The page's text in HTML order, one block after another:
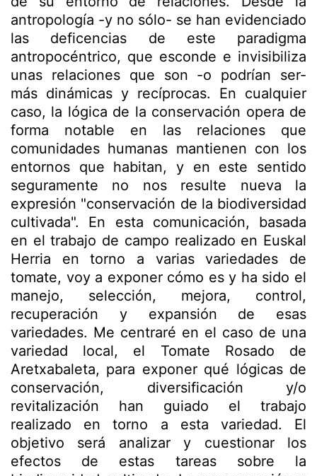
antropología -y no sólo- se han evidenciado
las deficencias de este paradigma
antropocéntrico, que esconde e invisibiliza
unas relaciones que son -o podrían ser-
más dinámicas y recíprocas. En cualquier
caso, la lógica de la conservación opera de
forma notable en las relaciones que
comunidades humanas mantienen con los
entornos que habitan, y en este sentido
seguramente no nos resulte nueva la
expresión "conservación de la biodiversidad
cultivada". En esta comunicación, basada
en el trabajo de campo realizado en Euskal
Herria en torno a varias variedades de
tomate, voy a exponer cómo es y ha sido el
manejo, selección, mejora, control,
recuperación y expansión de esas
variedades. Me centraré en el caso de una
variedad local, el Tomate Rosado de
Aretxabaleta, para exponer qué lógicas de
conservación, diversificación y/o
revitalización han guiado el trabajo
realizado en torno a esta variedad. El
objetivo será analizar y cuestionar los
efectos de estas tareas sobre la